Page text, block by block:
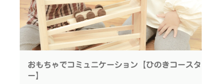
つながるヒントを発信予定です！
最後までお読みいただき、ありがとうございます♩
=============
IKONIHは国産檜を使った
おもちゃと家具のブランドです。
IKONIHのおもちゃは、
それぞれ遊び方がたくさん！
おもちゃでコミュニケーション【ひのきコースタ
ー】